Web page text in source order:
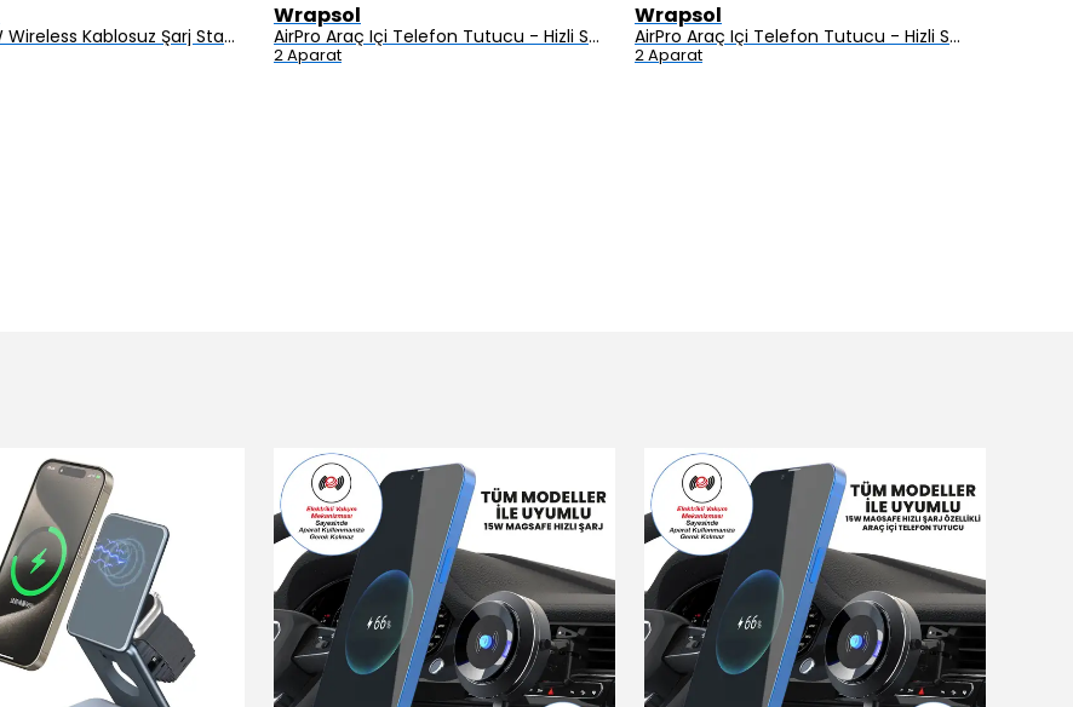
AirFlod 15W Wireless Kablosuz Şarj Standı Alüminyum Katlanabilir 3in1 iPhone-android-watch-airpods
Wrapsol
AirPro Araç Içi Telefon Tutucu - Hizli Sarj Özellikli - Elektrikli Vakum Mekanizmali - Clip Type
2 Aparat
Wrapsol
AirPro Araç Içi Telefon Tutucu - Hizli Sarj Özellikli - Elektrikli Vakum Mekanizmali - Y Type
2 Aparat